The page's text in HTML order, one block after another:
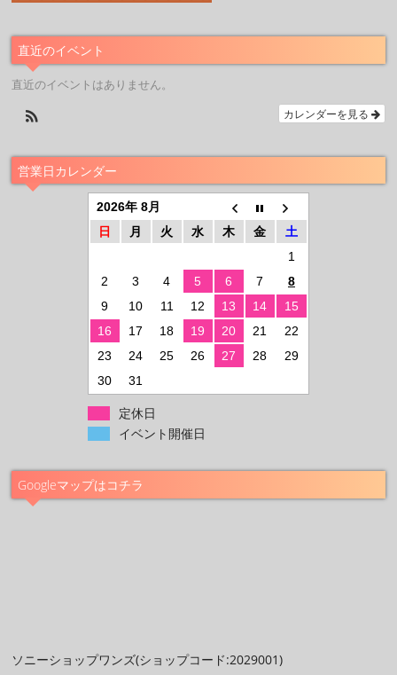
直近のイベント
直近のイベントはありません。
カレンダーを見る
営業日カレンダー
2026年 8月
日
月 火 水 木 金
土
1
2
3 4 5 6 7
8
9
10 11 12 13 14
15
16
17 18 19 20 21
22
23
24 25 26 27 28
29
30
31
定休日
イベント開催日
Googleマップはコチラ
ソニーショップワンズ(ショップコード:2029001)